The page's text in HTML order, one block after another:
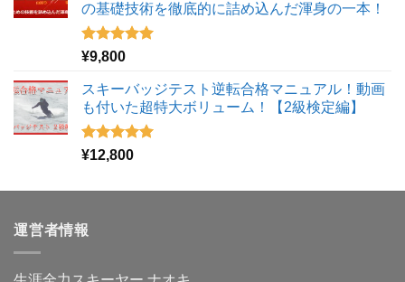
の基礎技術を徹底的に詰め込んだ渾身の一本！
5段階中
¥9,800
スキーバッジテスト逆転合格マニュアル！動画
も付いた超特大ボリューム！【2級検定編】
5段階中
¥12,800
運営者情報